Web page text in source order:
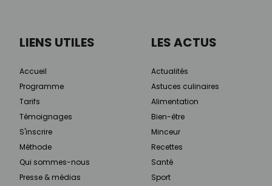
LIENS UTILES
Accueil
Programme
Tarifs
Témoignages
S'inscrire
Méthode
Qui sommes-nous
Presse & médias
LES ACTUS
Actualités
Astuces culinaires
Alimentation
Bien-être
Minceur
Recettes
Santé
Sport